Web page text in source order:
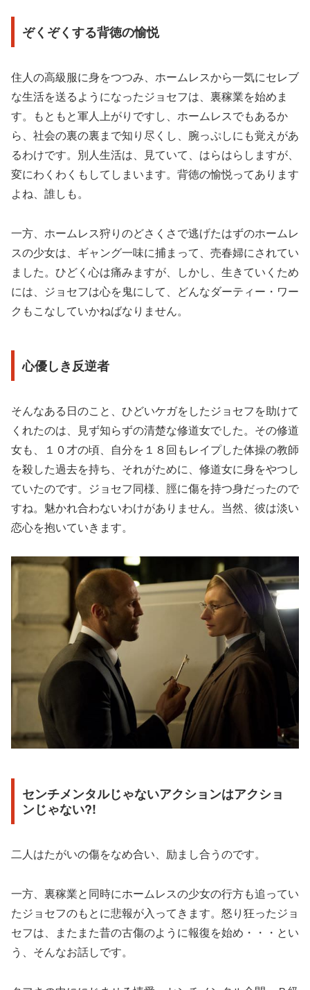
ぞくぞくする背徳の愉悦
住人の高級服に身をつつみ、ホームレスから一気にセレブ
な生活を送るようになったジョセフは、裏稼業を始めま
す。もともと軍人上がりですし、ホームレスでもあるか
ら、社会の裏の裏まで知り尽くし、腕っぷしにも覚えがあ
るわけです。別人生活は、見ていて、はらはらしますが、
変にわくわくもしてしまいます。背徳の愉悦ってあります
よね、誰しも。
一方、ホームレス狩りのどさくさで逃げたはずのホームレ
スの少女は、ギャング一味に捕まって、売春婦にされてい
ました。ひどく心は痛みますが、しかし、生きていくため
には、ジョセフは心を鬼にして、どんなダーティー・ワー
クもこなしていかねばなりません。
心優しき反逆者
そんなある日のこと、ひどいケガをしたジョセフを助けて
くれたのは、見ず知らずの清楚な修道女でした。その修道
女も、１０才の頃、自分を１８回もレイプした体操の教師
を殺した過去を持ち、それがために、修道女に身をやつし
ていたのです。ジョセフ同様、脛に傷を持つ身だったので
すね。魅かれ合わないわけがありません。当然、彼は淡い
恋心を抱いていきます。
センチメンタルじゃないアクションはアクショ
ンじゃない?!
二人はたがいの傷をなめ合い、励まし合うのです。
一方、裏稼業と同時にホームレスの少女の行方も追ってい
たジョセフのもとに悲報が入ってきます。怒り狂ったジョ
セフは、またまた昔の古傷のように報復を始め・・・とい
う、そんなお話しです。